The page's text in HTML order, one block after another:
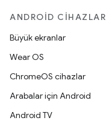
ANDROID CIHAZLAR
Büyük ekranlar
Wear OS
ChromeOS cihazlar
Arabalar için Android
Android TV